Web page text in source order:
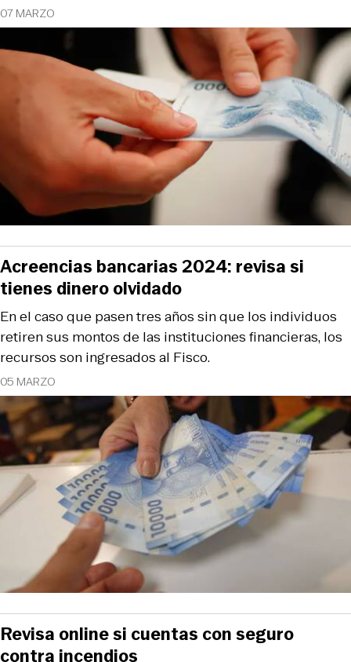
07 MARZO
05 MARZO
En el caso que pasen tres años sin que los individuos
retiren sus montos de las instituciones financieras, los
recursos son ingresados al Fisco.
Acreencias bancarias 2024: revisa si
tienes dinero olvidado
Revisa online si cuentas con seguro
contra incendios